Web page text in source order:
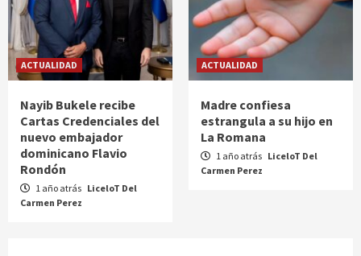
ACTUALIDAD
Nayib Bukele recibe
Cartas Credenciales del
nuevo embajador
dominicano Flavio
Rondón
1 año atrás LiceloT Del
Carmen Perez
ACTUALIDAD
Madre confiesa
estrangula a su hijo en
La Romana
1 año atrás LiceloT Del
Carmen Perez